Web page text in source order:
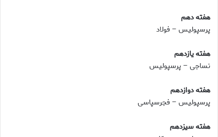
هفته دهم
پرسپولیس – فولاد
هفته یازدهم
نساجی – پرسپولیس
هفته دوازدهم
پرسپولیس – فجرسپاسی
هفته سیزدهم